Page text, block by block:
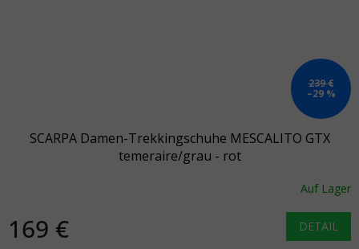
239 €
–29 %
SCARPA Damen-Trekkingschuhe MESCALITO GTX
temeraire/grau - rot
Auf Lager
169 € DETAIL